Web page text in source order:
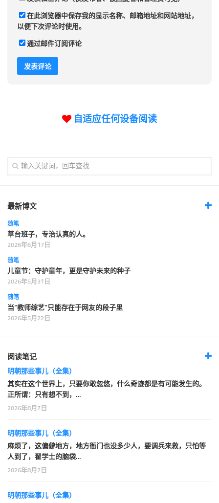
在此浏览器中保存我的显示名称、邮箱地址和网站地址，
以便下次评论时使用。
通过邮件订阅评论
自适应任何设备阅读
最新博文
随笔
草台班子，专治认真的人。
2026年6月17日
随笔
儿童节：守护童年，更是守护未来的种子
2026年5月31日
随笔
当“教师综艺”只能存在于网友的段子里
2026年5月22日
阅读笔记
明朝那些事儿（全集）
其实在这个世界上，只要你敢忽悠，什么奇迹都是有可能发生的。
正所谓：只有想不到，…
2026年8月7日
明朝那些事儿（全集）
麻烦了，这偏僻地方，地方衙门也没多少人，要调兵来救，只怕等
人到了，翟学士的脑袋…
2026年8月7日
明朝那些事儿（全集）